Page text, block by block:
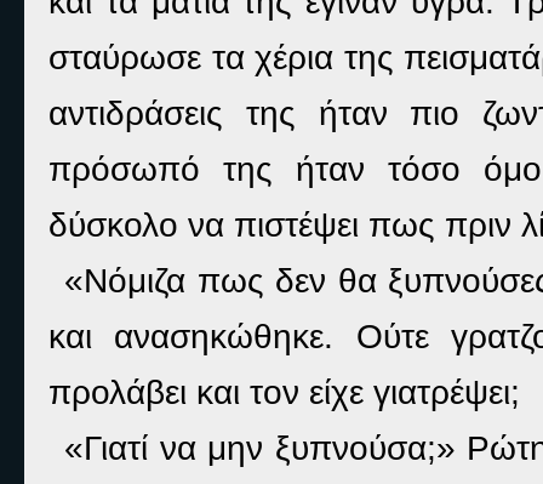
σταύρωσε τα χέρια της
αντιδράσεις της ήταν πιο
πρόσωπό της ήταν τόσο
δύσκολο να πιστέψει πως πριν
«Νόμιζα πως δεν θα
και ανασηκώθηκε. Ούτε
προλάβει και τον είχε γιατρέψει;
«Γιατί να μην ξυπνούσα;»